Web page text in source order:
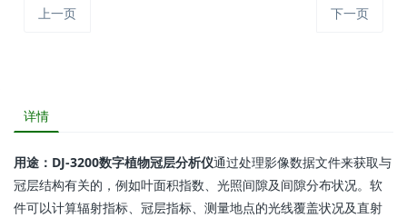
上一页 下一页
详情
用途：DJ-3200数字植物冠层分析仪通过处理影像数据文件来获取与
冠层结构有关的，例如叶面积指数、光照间隙及间隙分布状况。软
件可以计算辐射指标、冠层指标、测量地点的光线覆盖状况及直射